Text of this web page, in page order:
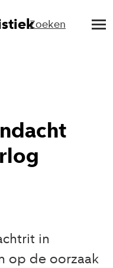
Zoeken
in
op de oorzaak